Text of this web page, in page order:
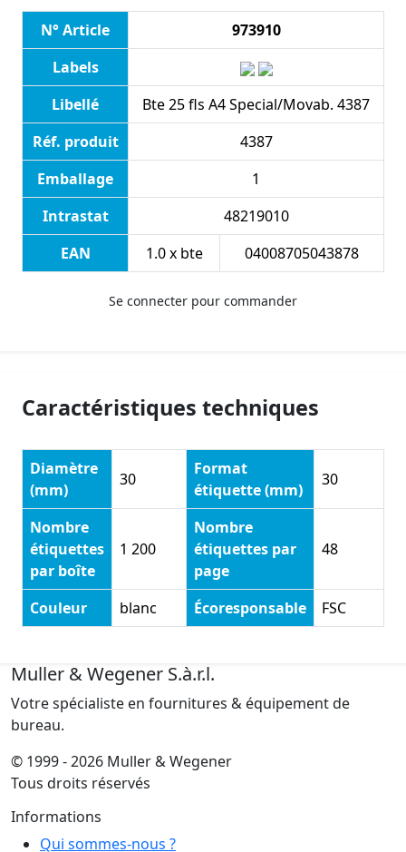
N° Article
973910
Labels
Libellé
Bte 25 fls A4 Special/Movab. 4387
Réf. produit
4387
Emballage
1
Intrastat
48219010
EAN
1.0 x bte 04008705043878
Se connecter pour commander
Caractéristiques techniques
Diamètre
(mm)
30
Format
étiquette (mm)
30
Nombre
étiquettes
par boîte
1 200
Nombre
étiquettes par
page
48
Couleur blanc Écoresponsable FSC
Muller & Wegener S.à.r.l.
Votre spécialiste en fournitures & équipement de
bureau.
© 1999 - 2026 Muller & Wegener
Tous droits réservés
Informations
Qui sommes-nous ?